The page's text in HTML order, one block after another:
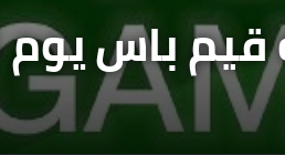
يوم 15 يوليو.